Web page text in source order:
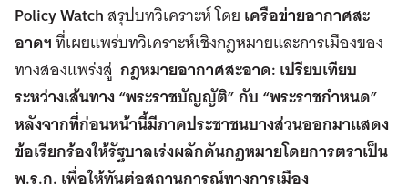
Policy Watchสรุปบทวิเคราะห์ โดยเครือข่ายอากาศสะ
อาดฯที่เผยแพร่บทวิเคราะห์เชิงกฎหมายและการเมืองของ
ทางสองแพร่งสู่ กฎหมายอากาศสะอาด: เปรียบเทียบ
ระหว่างเส้นทาง “พระราชบัญญัติ” กับ “พระราชกำหนด”
หลังจากที่ก่อนหน้านี้มีภาคประชาชนบางส่วนออกมาแสดง
ข้อเรียกร้องให้รัฐบาลเร่งผลักดันกฎหมายโดยการตราเป็น
พ.ร.ก. เพื่อให้ทันต่อสถานการณ์ทางการเมือง